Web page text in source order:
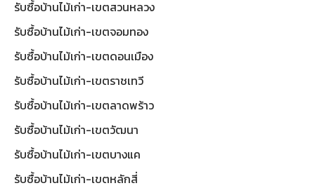
รับซื้อบ้านไม้เก่า-เขตสวนหลวง
รับซื้อบ้านไม้เก่า-เขตจอมทอง
รับซื้อบ้านไม้เก่า-เขตดอนเมือง
รับซื้อบ้านไม้เก่า-เขตราชเทวี
รับซื้อบ้านไม้เก่า-เขตลาดพร้าว
รับซื้อบ้านไม้เก่า-เขตวัฒนา
รับซื้อบ้านไม้เก่า-เขตบางแค
รับซื้อบ้านไม้เก่า-เขตหลักสี่